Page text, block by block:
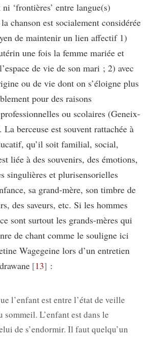
‘frontières’ entre langue(s)
chanson est socialement considérée
de maintenir un lien affectif 1)
une fois la femme mariée et
de vie de son mari ; 2) avec
ou de vie dont on s’éloigne plus
pour des raisons
ou scolaires (Geneix-
berceuse est souvent rattachée à
qu’il soit familial, social,
liée à des souvenirs, des émotions,
singulières et plurisensorielles
sa grand-mère, son timbre de
des saveurs, etc. Si les hommes
sont surtout les grands-mères qui
de chant comme le souligne ici
Wagegeine lors d’un entretien
13 :
l’enfant est entre l’état de veille
sommeil. L’enfant est dans le
de s’endormir. Il faut quelqu’un